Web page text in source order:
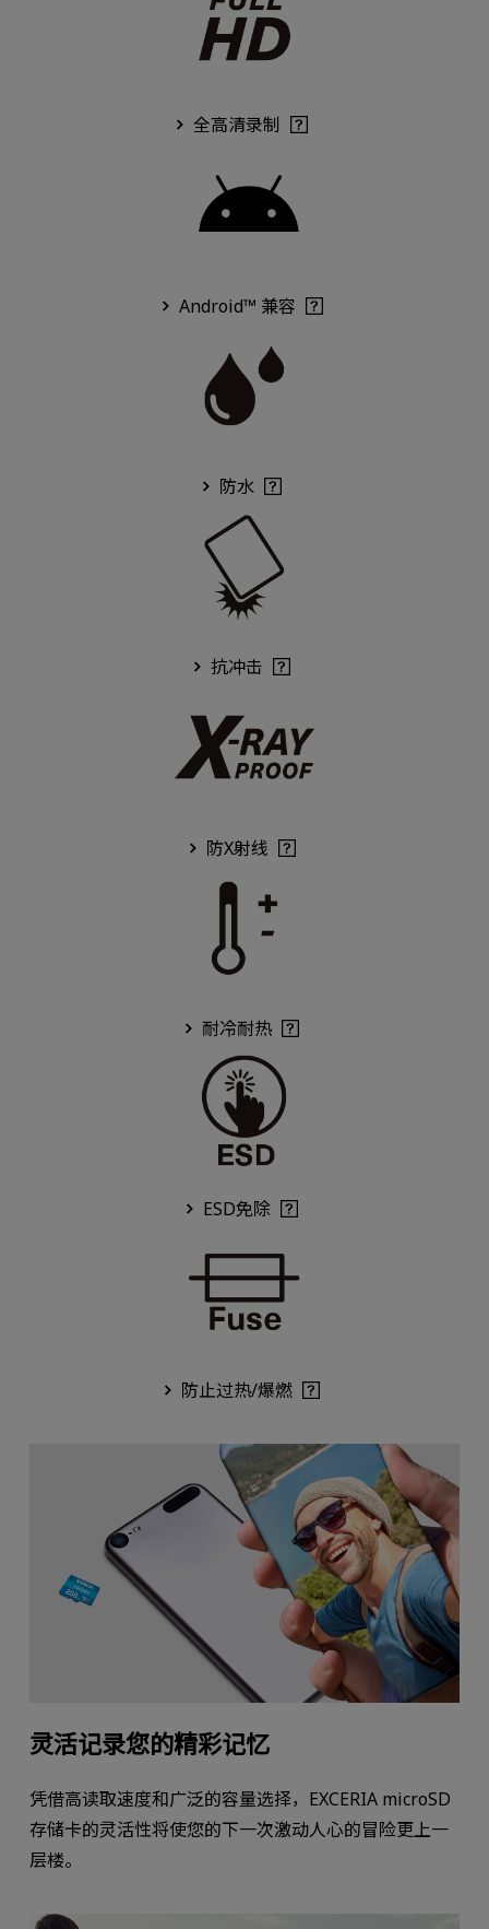
全高清录制
Android™ 兼容
防水
抗冲击
防X射线
耐冷耐热
ESD免除
防止过热/爆燃
灵活记录您的精彩记忆
凭借高读取速度和广泛的容量选择，EXCERIA microSD
存储卡的灵活性将使您的下一次激动人心的冒险更上一
层楼。